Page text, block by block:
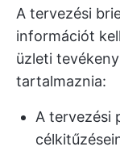
A tervezési
információt
üzleti
tartalmaznia:
A tervezési